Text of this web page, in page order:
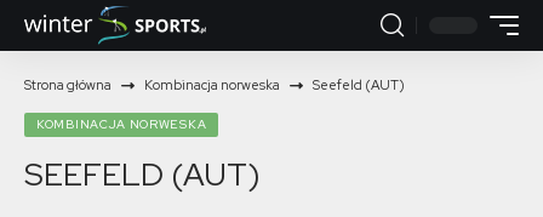
Strona główna Kombinacja norweska Seefeld (AUT)
KOMBINACJA NORWESKA
SEEFELD (AUT)